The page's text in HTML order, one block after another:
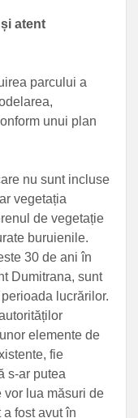
atent
parcului a
unui plan
nu sunt incluse
vegetația
de vegetație
buruienile.
30 de ani în
Dumitrana, sunt
lucrărilor.
elemente de
fie
s-ar putea
vor lua măsuri de
a fost avut în